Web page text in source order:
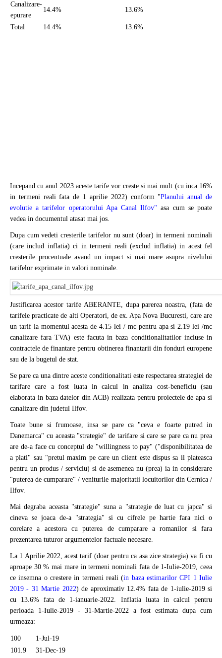
Canalizare-
epurare
14.4% 13.6%
Total 14.4% 13.6%
Incepand cu anul 2023 aceste tarife vor creste si mai mult (cu inca 16%
in termeni reali fata de 1 aprilie 2022) conform "Planului anual de
evolutie a tarifelor operatorului Apa Canal Ilfov" asa cum se poate
vedea in documentul atasat mai jos.
Dupa cum vedeti cresterile tarifelor nu sunt (doar) in termeni nominali
(care includ inflatia) ci in termeni reali (exclud inflatia) in acest fel
cresterile procentuale avand un impact si mai mare asupra nivelului
tarifelor exprimate in valori nominale.
Justificarea acestor tarife ABERANTE, dupa parerea noastra, (fata de
tarifele practicate de alti Operatori, de ex. Apa Nova Bucuresti, care are
un tarif la momentul acesta de 4.15 lei / mc pentru apa si 2.19 lei /mc
canalizare fara TVA) este facuta in baza conditionalitatilor incluse in
contractele de finantare pentru obtinerea finantarii din fonduri europene
sau de la bugetul de stat.
Se pare ca una dintre aceste conditionalitati este respectarea strategiei de
tarifare care a fost luata in calcul in analiza cost-beneficiu (sau
elaborata in baza datelor din ACB) realizata pentru proiectele de apa si
canalizare din judetul Ilfov.
Toate bune si frumoase, insa se pare ca "ceva e foarte putred in
Danemarca" cu aceasta "strategie" de tarifare si care se pare ca nu prea
are de-a face cu conceptul de "willingness to pay" ("disponibilitatea de
a plati" sau "pretul maxim pe care un client este dispus sa il plateasca
pentru un produs / serviciu) si de asemenea nu (prea) ia in considerare
"puterea de cumparare" / veniturile majoritatii locuitorilor din Cernica /
Ilfov.
Mai degraba aceasta "strategie" suna a "strategie de luat cu japca" si
cineva se joaca de-a "strategia" si cu cifrele pe hartie fara nici o
corelare a acestora cu puterea de cumparare a romanilor si fara
prezentarea tuturor argumentelor factuale necesare.
La 1 Aprilie 2022, acest tarif (doar pentru ca asa zice strategia) va fi cu
aproape 30 % mai mare in termeni nominali fata de 1-Iulie-2019, ceea
ce insemna o crestere in termeni reali (in baza estimarilor CPI 1 Iulie
2019 - 31 Martie 2022) de aproximativ 12.4% fata de 1-iulie-2019 si
cu 13.6% fata de 1-ianuarie-2022. Inflatia luata in calcul pentru
perioada 1-Iulie-2019 - 31-Martie-2022 a fost estimata dupa cum
urmeaza:
100
1-Jul-19
101.9
31-Dec-19